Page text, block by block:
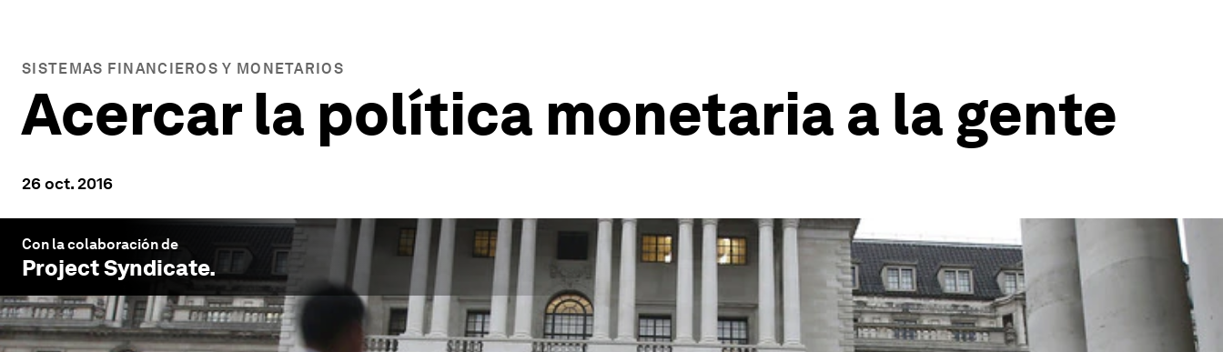
SISTEMAS FINANCIEROS Y MONETARIOS
Acercar la política monetaria a la gente
26 oct. 2016
Con la colaboración de
Project Syndicate.